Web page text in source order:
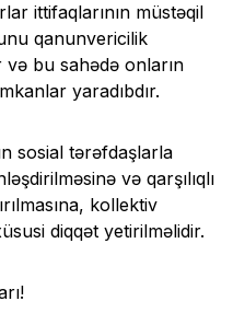
ittifaqlarının müstəqil
qanunvericilik
bu sahədə onların
yaradıbdır.
sosial tərəfdaşlarla
və qarşılıqlı
kollektiv
diqqət yetirilməlidir.